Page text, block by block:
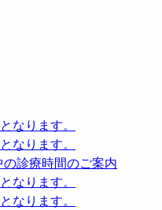
なります。
なります。
診療時間のご案内
なります。
なります。